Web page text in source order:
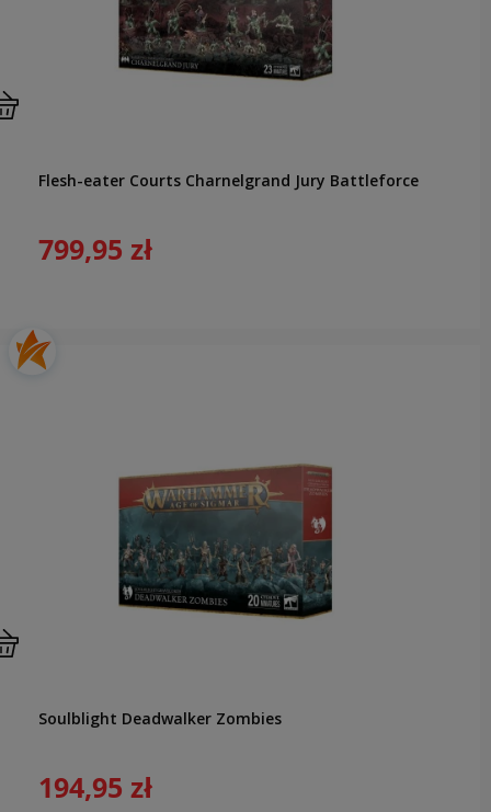
Flesh-eater Courts Charnelgrand Jury Battleforce
799,95 zł
Soulblight Deadwalker Zombies
194,95 zł